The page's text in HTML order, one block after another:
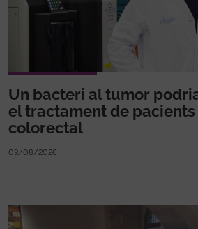
Un bacteri al tumor
el tractament de
colorectal
03/08/2026